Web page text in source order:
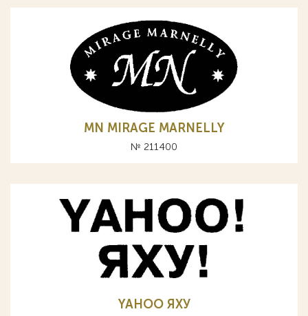
MN MIRAGE MARNELLY
№ 211400
YAHOO ЯХУ